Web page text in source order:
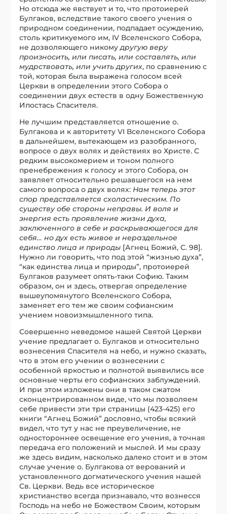
Но отсюда же явствует и то, что протоиерей
Булгаков, вследствие такого своего учения о
природном соединении, подпадает осуждению,
столь критикуемого им, IV Вселенского Собора,
не дозволяющего никомудругую веру
произносить, или писать, или составлять, или
мудрствовать, или учить других, по сравнению с
той, которая была выражена голосом всей
Церкви в определении этого Собора о
соединении двух естеств в одну Божественную
Ипостась Спасителя.
Не лучшим представляется отношение о.
Булгакова и к авторитету VI Вселенского Собора
в дальнейшем, вытекающем из разобранного,
вопросе о двух волях и действиях во Христе. С
редким высокомерием и тоном полного
пренебрежения к голосу и этого Собора, он
заявляет относительно решавшегося на нем
самого вопроса о двух волях: Нам теперь этот
спор представляется схоластическим. По
существу обе стороны неправы. И воля и
энергия есть проявление жизни духа,
заключенного в себе и раскрывающегося для
себя… но дух есть живое и нераздельное
единство лица и природы [Агнец Божий, С. 98].
Нужно ли говорить, что под этой “жизнью духа”,
“как единства лица и природы”, протоиерей
Булгаков разумеет опять-таки Софию. Таким
образом, он и здесь, отвергая определение
вышеупомянутого Вселенского Собора,
заменяет его тем же своим софианским
учением новоизмышленного типа.
Совершенно неведомое нашей Святой Церкви
учение предлагает о. Булгаков и относительно
вознесения Спасителя на небо, и нужно сказать,
что в этом его учении о вознесении с
особенной яркостью и полнотой выявились все
основные черты его софианских заблуждений.
И при этом изложены они в таком сжатом
сконцентрированном виде, что мы позволяем
себе привести эти три страницы (423-425) его
книги “Агнец Божий” дословно, чтобы всякий
видел, что тут у нас не преувеличение, не
одностороннее освещение его учения, а точная
передача его положений и мыслей. И мы сразу
же здесь видим, насколько далеко стоит и в этом
случае учение о. Булгакова от верований и
установленного догматического учения нашей
Св. Церкви. Ведь все историческое
христианство всегда признавало, что вознесся
Господь на небо не Божеством Своим, которым